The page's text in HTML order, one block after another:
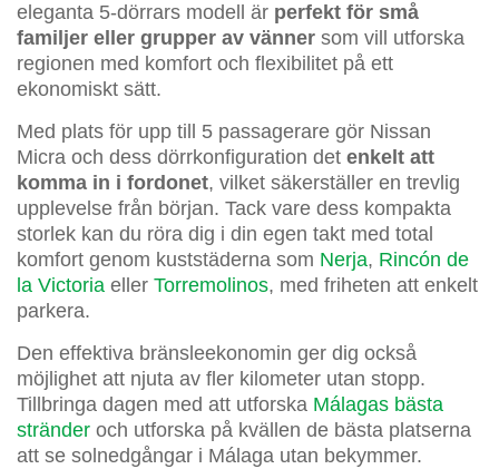
eleganta 5-dörrars modell är perfekt för små
familjer eller grupper av vänner som vill utforska
regionen med komfort och flexibilitet på ett
ekonomiskt sätt.
Med plats för upp till 5 passagerare gör Nissan
Micra och dess dörrkonfiguration det enkelt att
komma in i fordonet, vilket säkerställer en trevlig
upplevelse från början. Tack vare dess kompakta
storlek kan du röra dig i din egen takt med total
komfort genom kuststäderna som Nerja, Rincón de
la Victoria eller Torremolinos, med friheten att enkelt
parkera.
Den effektiva bränsleekonomin ger dig också
möjlighet att njuta av fler kilometer utan stopp.
Tillbringa dagen med att utforska Málagas bästa
stränder och utforska på kvällen de bästa platserna
att se solnedgångar i Málaga utan bekymmer.